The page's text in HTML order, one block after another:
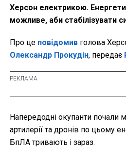
Херсон електрикою.
можливе, аби стабілізувати
Про це повідомив голова
Олександр Прокудін, передає
Напередодні окупанти почали
артилерії та дронів по цьому
БпЛА тривають і зараз.